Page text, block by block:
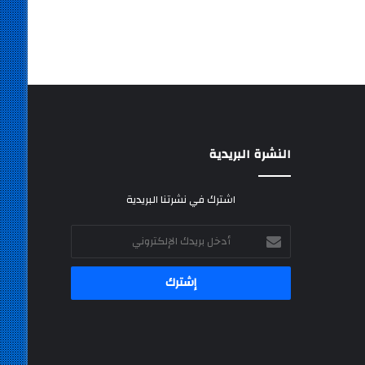
النشرة البريدية
اشترك في نشرتنا البريدية
أدخل
بريدك
الإلكتروني